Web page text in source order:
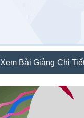
Xem Bài Giảng Chi